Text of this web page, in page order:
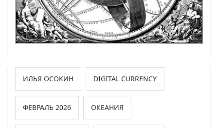
ИЛЬЯ ОСОКИН DIGITAL CURRENCY
ФЕВРАЛЬ 2026 ОКЕАНИЯ